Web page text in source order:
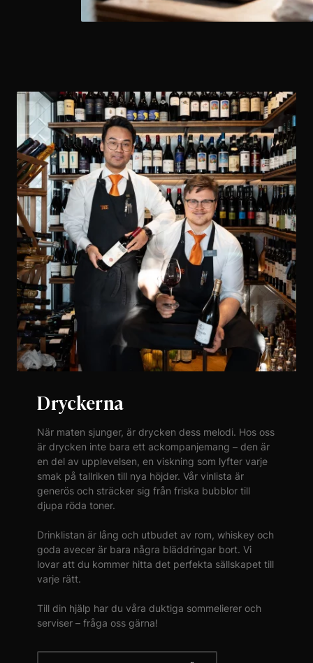
Dryckerna
När maten sjunger, är drycken dess melodi. Hos oss
är drycken inte bara ett ackompanjemang – den är
en del av upplevelsen, en viskning som lyfter varje
smak på tallriken till nya höjder. Vår vinlista är
generös och sträcker sig från friska bubblor till
djupa röda toner.
Drinklistan är lång och utbudet av rom, whiskey och
goda avecer är bara några bläddringar bort. Vi
lovar att du kommer hitta det perfekta sällskapet till
varje rätt.
Till din hjälp har du våra duktiga sommelierer och
serviser – fråga oss gärna!